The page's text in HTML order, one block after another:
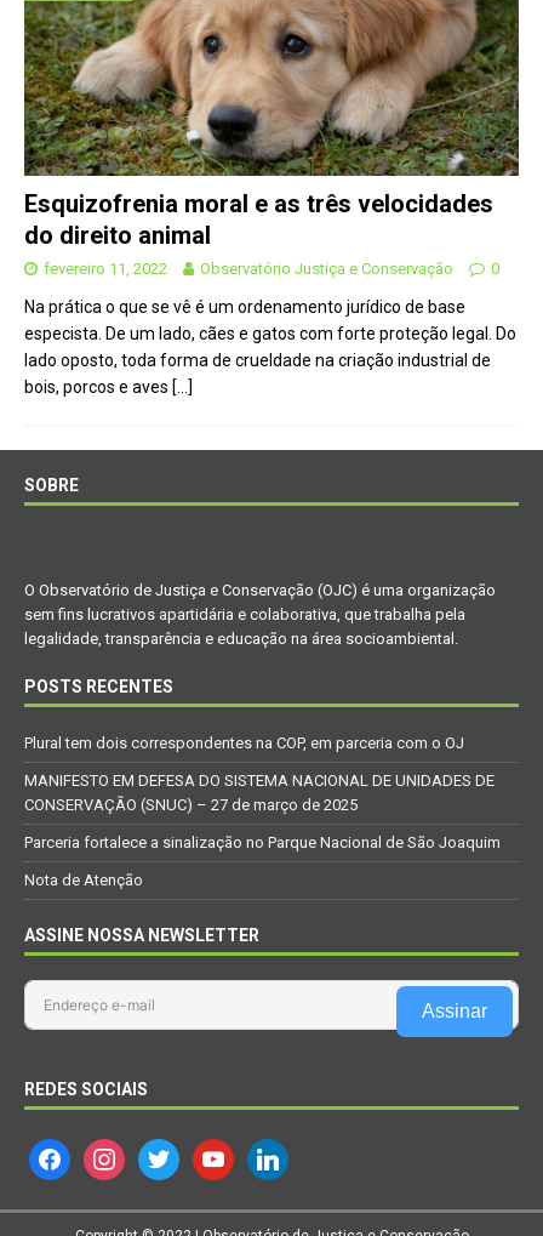
Esquizofrenia moral e as três velocidades
do direito animal
fevereiro 11, 2022 Observatório Justiça e Conservação 0
Na prática o que se vê é um ordenamento jurídico de base
especista. De um lado, cães e gatos com forte proteção legal. Do
lado oposto, toda forma de crueldade na criação industrial de
bois, porcos e aves […]
SOBRE
O Observatório de Justiça e Conservação (OJC) é uma organização
sem fins lucrativos apartidária e colaborativa, que trabalha pela
legalidade, transparência e educação na área socioambiental.
POSTS RECENTES
Plural tem dois correspondentes na COP, em parceria com o OJ
MANIFESTO EM DEFESA DO SISTEMA NACIONAL DE UNIDADES DE
CONSERVAÇÃO (SNUC) – 27 de março de 2025
Parceria fortalece a sinalização no Parque Nacional de São Joaquim
Nota de Atenção
ASSINE NOSSA NEWSLETTER
Assinar
REDES SOCIAIS